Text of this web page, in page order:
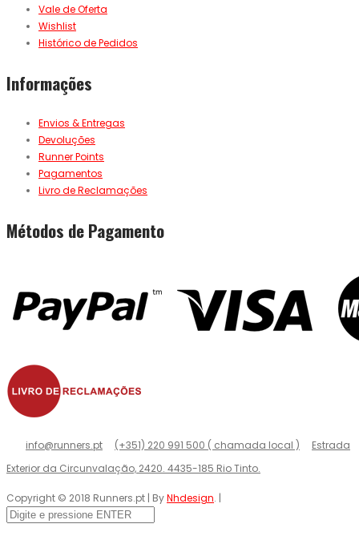
Vale de Oferta
Wishlist
Histórico de Pedidos
Informações
Envios & Entregas
Devoluções
Runner Points
Pagamentos
Livro de Reclamações
Métodos de Pagamento
info@runners.pt (+351) 220 991 500 ( chamada local )
Estrada
Exterior da Circunvalação, 2420. 4435-185 Rio Tinto.
Copyright © 2018 Runners.pt | ByNhdesign. |